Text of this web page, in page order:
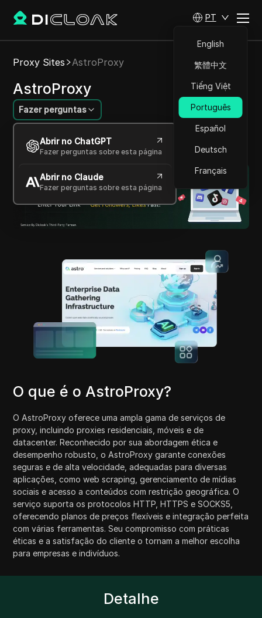
PT
English
繁體中文
Tiếng Việt
Português
Español
Deutsch
Français
Proxy Sites AstroProxy
AstroProxy
Fazer perguntas
Abrir no ChatGPT
Fazer perguntas sobre esta página
Abrir no Claude
Fazer perguntas sobre esta página
Proxies éticos para a coleta de dados de forma
segura e confiável
O que é o AstroProxy?
O AstroProxy oferece uma ampla gama de serviços de
proxy, incluindo proxies residenciais, móveis e de
datacenter. Reconhecido por sua abordagem ética e
desempenho robusto, o AstroProxy garante conexões
seguras e de alta velocidade, adequadas para diversas
aplicações, como web scraping, gerenciamento de mídias
sociais e acesso a conteúdos com restrição geográfica. O
serviço suporta os protocolos HTTP, HTTPS e SOCKS5,
oferecendo planos de preços flexíveis e integração perfeita
com várias ferramentas. Seu compromisso com práticas
éticas e a satisfação do cliente o tornam a melhor escolha
para empresas e indivíduos.
Detalhe